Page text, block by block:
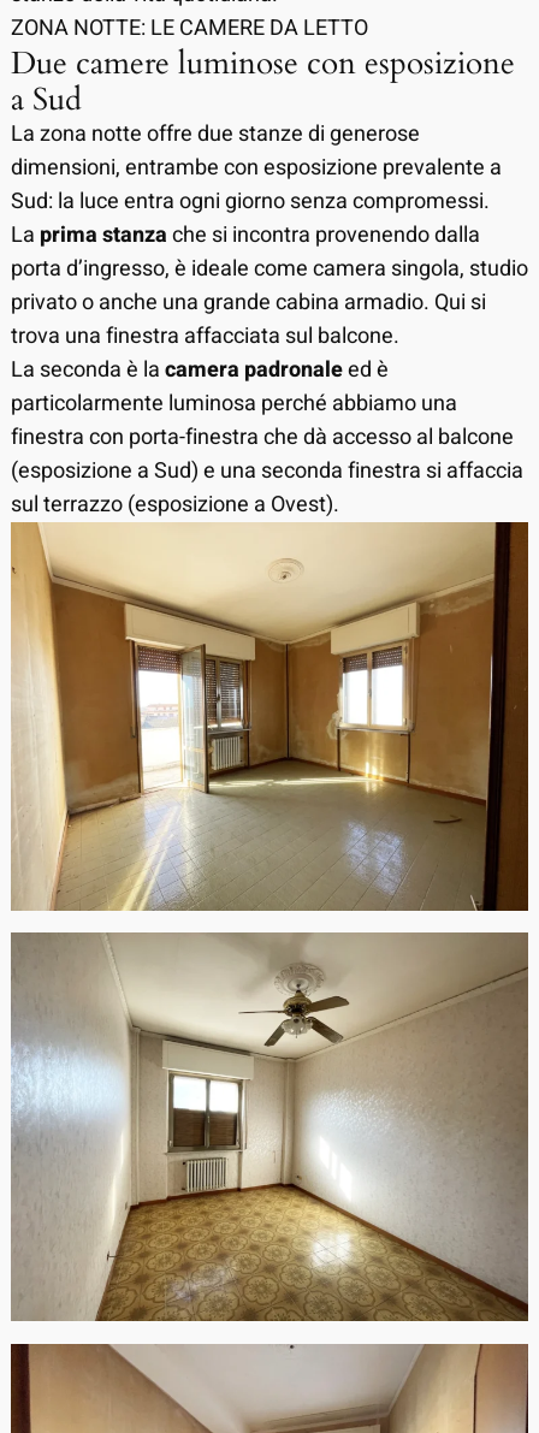
ZONA NOTTE: LE CAMERE DA LETTO
Due camere luminose con esposizione
a Sud
La zona notte offre due stanze di generose
dimensioni, entrambe con esposizione prevalente a
Sud: la luce entra ogni giorno senza compromessi.
La prima stanzache si incontra provenendo dalla
porta d’ingresso, è ideale come camera singola, studio
privato o anche una grande cabina armadio. Qui si
trova una finestra affacciata sul balcone.
La seconda è lacamera padronaleed è
particolarmente luminosa perché abbiamo una
finestra con porta-finestra che dà accesso al balcone
(esposizione a Sud) e una seconda finestra si affaccia
sul terrazzo (esposizione a Ovest).